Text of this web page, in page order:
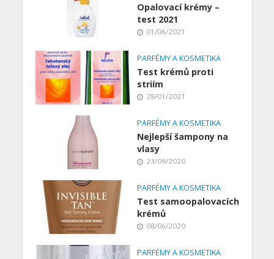
Opalovací krémy –
test 2021
01/06/2021
PARFÉMY A KOSMETIKA
Test krémů proti
striím
28/01/2021
PARFÉMY A KOSMETIKA
Nejlepší šampony na
vlasy
23/09/2020
PARFÉMY A KOSMETIKA
Test samoopalovacích
krémů
08/06/2020
PARFÉMY A KOSMETIKA